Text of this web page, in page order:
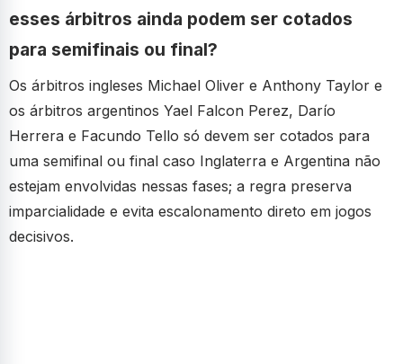
esses árbitros ainda podem ser cotados
para semifinais ou final?
Os árbitros ingleses Michael Oliver e Anthony Taylor e
os árbitros argentinos Yael Falcon Perez, Darío
Herrera e Facundo Tello só devem ser cotados para
uma semifinal ou final caso Inglaterra e Argentina não
estejam envolvidas nessas fases; a regra preserva
imparcialidade e evita escalonamento direto em jogos
decisivos.